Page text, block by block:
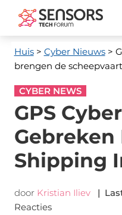
Huis> Cyber ​​Nieuws>
brengen de
CYBER NEWS
GPS
Gebreken
Shipping
door Kristian Iliev |
Reacties